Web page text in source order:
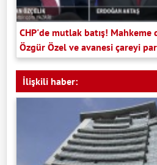
CHP'de mutlak batış! Mahkeme
Özgür Özel ve avanesi çareyi
İlişkili haber: